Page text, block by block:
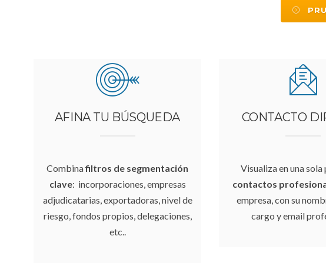
AFINA TU BÚSQUEDA
Combinafiltros de segmentación
clave: incorporaciones, empresas
adjudicatarias, exportadoras, nivel de
riesgo, fondos propios, delegaciones,
etc..
CONTACTO
Visualiza en una sola
contactos
empresa, con su
cargo y email